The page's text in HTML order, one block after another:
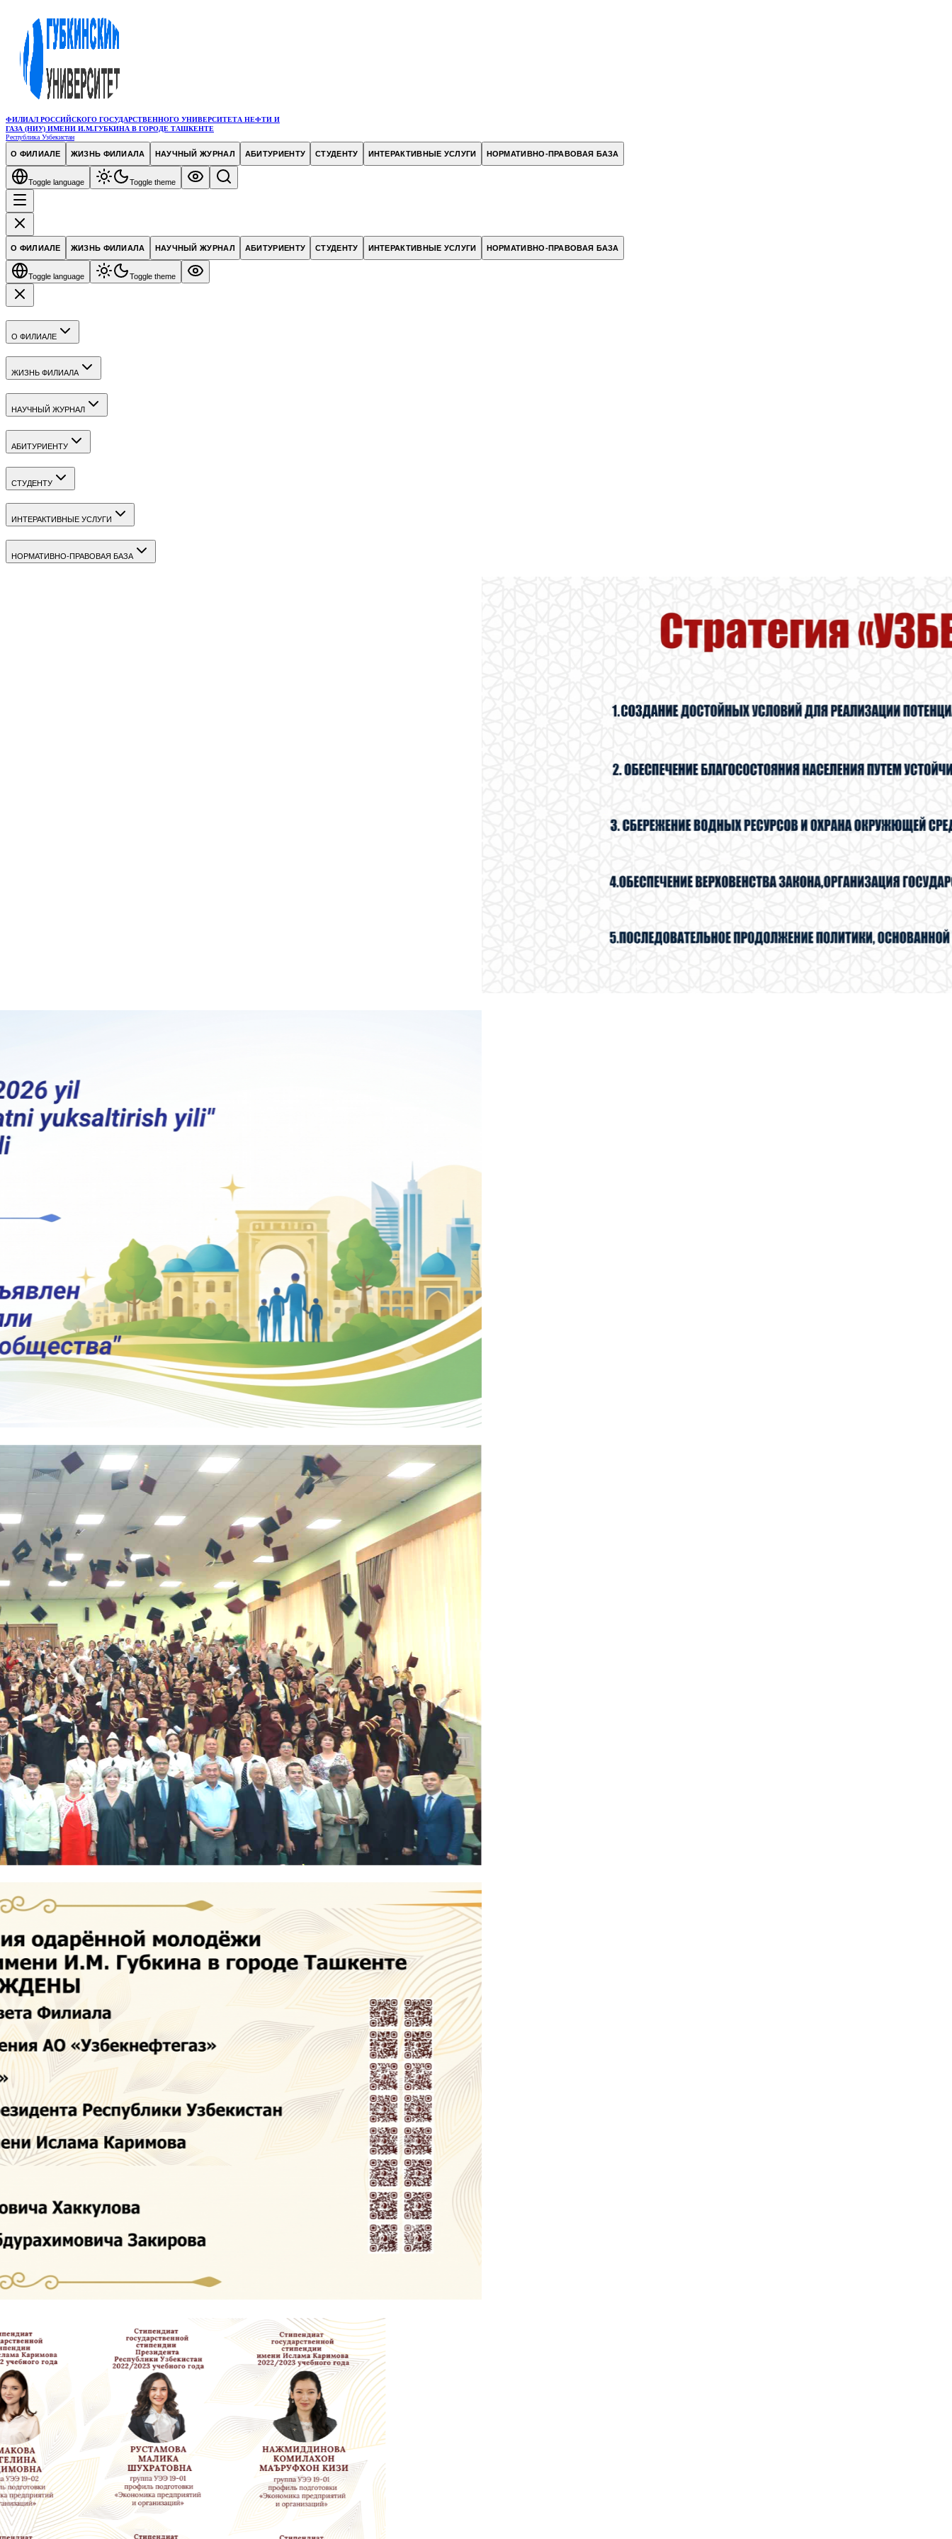
ФИЛИАЛ РОССИЙСКОГО ГОСУДАРСТВЕННОГО УНИВЕРСИТЕТА НЕФТИ И
ГАЗА (НИУ) ИМЕНИ И.М.ГУБКИНА В ГОРОДЕ ТАШКЕНТЕ
Республика Узбекистан
О ФИЛИАЛЕ ЖИЗНЬ ФИЛИАЛА НАУЧНЫЙ ЖУРНАЛ АБИТУРИЕНТУ СТУДЕНТУ ИНТЕРАКТИВНЫЕ УСЛУГИ НОРМАТИВНО-ПРАВОВАЯ БАЗА
Toggle language Toggle theme
О ФИЛИАЛЕ ЖИЗНЬ ФИЛИАЛА НАУЧНЫЙ ЖУРНАЛ АБИТУРИЕНТУ СТУДЕНТУ ИНТЕРАКТИВНЫЕ УСЛУГИ НОРМАТИВНО-ПРАВОВАЯ БАЗА
Toggle language Toggle theme
О ФИЛИАЛЕ
ЖИЗНЬ ФИЛИАЛА
НАУЧНЫЙ ЖУРНАЛ
АБИТУРИЕНТУ
СТУДЕНТУ
ИНТЕРАКТИВНЫЕ УСЛУГИ
НОРМАТИВНО-ПРАВОВАЯ БАЗА